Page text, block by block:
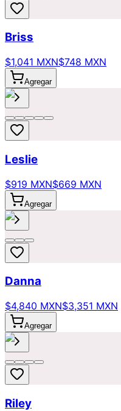
Briss
$1,041 MXN$748 MXN
Agregar
Leslie
$919 MXN$669 MXN
Agregar
Danna
$4,840 MXN$3,351 MXN
Agregar
Riley